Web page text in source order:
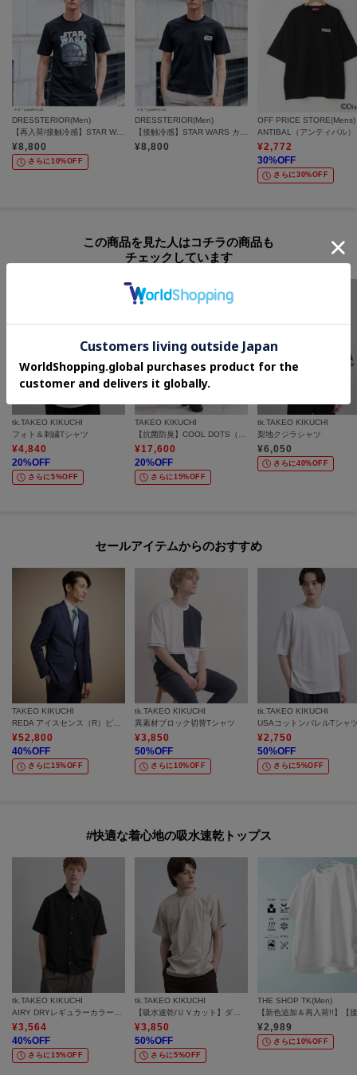
DRESSTERIOR(Men)
【再入荷/接触冷感】STAR WARS カプセルグローグTシャツ
¥8,800
さらに10%OFF
DRESSTERIOR(Men)
【接触冷感】STAR WARS カートゥーンTシャツ
¥8,800
OFF PRICE STORE(Mens)
¥2,772
30%OFF
さらに30%OFF
この商品を見た人はコチラの商品も
チェックしています
tk.TAKEO KIKUCHI
フォト＆刺繍Tシャツ
¥4,840
20%OFF
さらに5%OFF
TAKEO KIKUCHI
¥17,600
20%OFF
さらに15%OFF
tk.TAKEO KIKUCHI
梨地クジラシャツ
¥6,050
さらに40%OFF
セールアイテムからのおすすめ
TAKEO KIKUCHI
REDA アイスセンス（R）ピンヘッド スーツ
¥52,800
40%OFF
さらに15%OFF
tk.TAKEO KIKUCHI
異素材ブロック切替Tシャツ
¥3,850
50%OFF
さらに10%OFF
tk.TAKEO KIKUCHI
USAコットンバレルTシャ
¥2,750
50%OFF
さらに5%OFF
#快適な着心地の吸水速乾トップス
tk.TAKEO KIKUCHI
¥3,564
40%OFF
さらに15%OFF
tk.TAKEO KIKUCHI
¥3,850
50%OFF
さらに5%OFF
THE SHOP TK(Men)
¥2,989
さらに10%OFF